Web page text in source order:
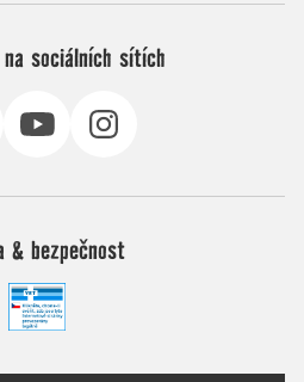
na sociálních sítích
& bezpečnost